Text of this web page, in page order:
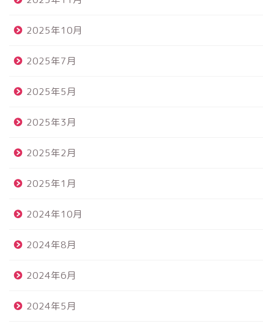
2025年10月
2025年7月
2025年5月
2025年3月
2025年2月
2025年1月
2024年10月
2024年8月
2024年6月
2024年5月